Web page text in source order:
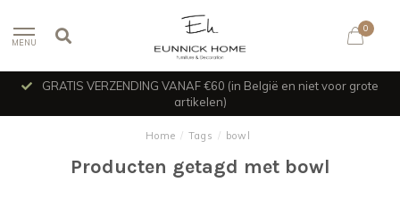
MENU
0
GRATIS VERZENDING VANAF €60 (in België en niet voor grote
artikelen)
Home / Tags / bowl
Producten getagd met bowl